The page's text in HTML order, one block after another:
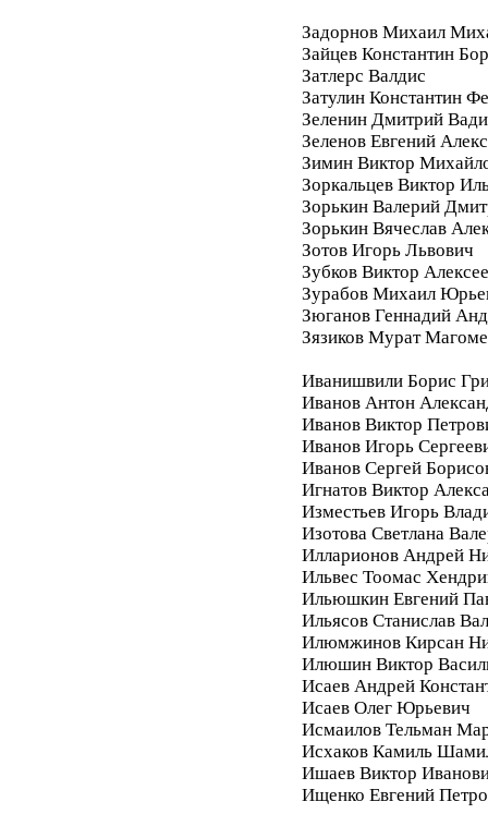
Задорнов Михаил
Зайцев Константин
Затлерс Валдис
Затулин Константин
Зеленин Дмитрий
Зеленов Евгений
Зимин Виктор
Зоркальцев Виктор
Зорькин Валерий
Зорькин Вячеслав
Зотов Игорь Львович
Зубков Виктор
Зурабов Михаил
Зюганов Геннадий
Зязиков Мурат
Иванишвили Борис
Иванов Антон
Иванов Виктор
Иванов Игорь
Иванов Сергей
Игнатов Виктор
Изместьев Игорь
Изотова Светлана
Илларионов Андрей
Ильвес Тоомас
Ильюшкин Евгений
Ильясов Станислав
Илюмжинов Кирсан
Илюшин Виктор
Исаев Андрей
Исаев Олег Юрьевич
Исмаилов Тельман
Исхаков Камиль
Ишаев Виктор
Ищенко Евгений